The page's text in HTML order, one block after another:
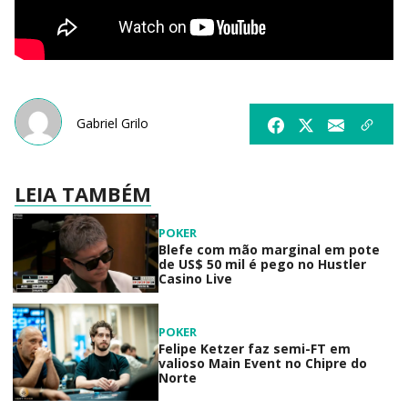
Gabriel Grilo
LEIA TAMBÉM
POKER
Blefe com mão marginal em pote
de US$ 50 mil é pego no Hustler
Casino Live
POKER
Felipe Ketzer faz semi-FT em
valioso Main Event no Chipre do
Norte